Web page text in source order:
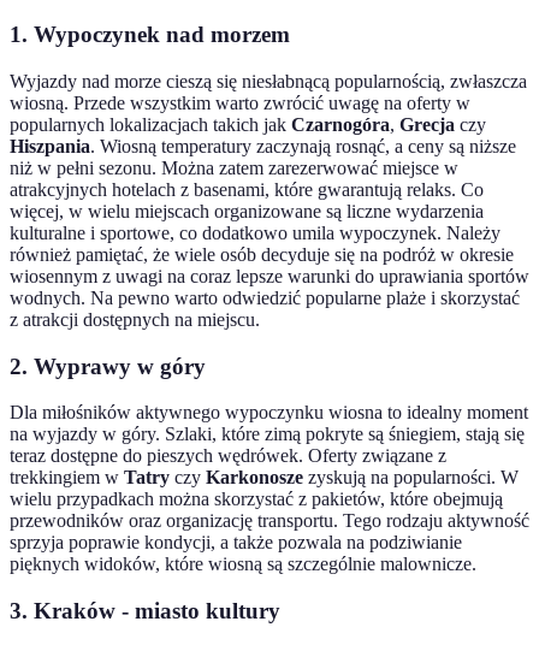
1. Wypoczynek nad morzem
Wyjazdy nad morze cieszą się niesłabnącą popularnością, zwłaszcza
wiosną. Przede wszystkim warto zwrócić uwagę na oferty w
popularnych lokalizacjach takich jak Czarnogóra, Grecja czy
Hiszpania. Wiosną temperatury zaczynają rosnąć, a ceny są niższe
niż w pełni sezonu. Można zatem zarezerwować miejsce w
atrakcyjnych hotelach z basenami, które gwarantują relaks. Co
więcej, w wielu miejscach organizowane są liczne wydarzenia
kulturalne i sportowe, co dodatkowo umila wypoczynek. Należy
również pamiętać, że wiele osób decyduje się na podróż w okresie
wiosennym z uwagi na coraz lepsze warunki do uprawiania sportów
wodnych. Na pewno warto odwiedzić popularne plaże i skorzystać
z atrakcji dostępnych na miejscu.
2. Wyprawy w góry
Dla miłośników aktywnego wypoczynku wiosna to idealny moment
na wyjazdy w góry. Szlaki, które zimą pokryte są śniegiem, stają się
teraz dostępne do pieszych wędrówek. Oferty związane z
trekkingiem w Tatry czy Karkonosze zyskują na popularności. W
wielu przypadkach można skorzystać z pakietów, które obejmują
przewodników oraz organizację transportu. Tego rodzaju aktywność
sprzyja poprawie kondycji, a także pozwala na podziwianie
pięknych widoków, które wiosną są szczególnie malownicze.
3. Kraków - miasto kultury